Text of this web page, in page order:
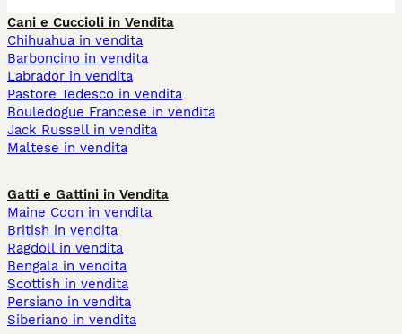
Cani e Cuccioli in Vendita
Chihuahua in vendita
Barboncino in vendita
Labrador in vendita
Pastore Tedesco in vendita
Bouledogue Francese in vendita
Jack Russell in vendita
Maltese in vendita
Gatti e Gattini in Vendita
Maine Coon in vendita
British in vendita
Ragdoll in vendita
Bengala in vendita
Scottish in vendita
Persiano in vendita
Siberiano in vendita